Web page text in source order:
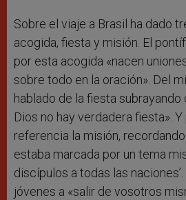
Sobre el viaje a Brasil ha dado
acogida, fiesta y misión. El
por esta acogida «nacen
sobre todo en la oración». Del
hablado de la fiesta subrayando
Dios no hay verdadera fiesta».
referencia la misión,
estaba marcada por un tema
discípulos a todas las
jóvenes a «salir de vosotros